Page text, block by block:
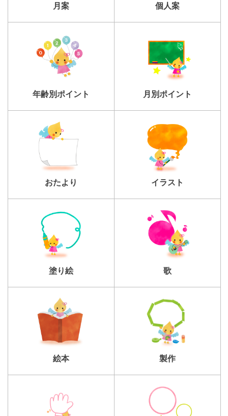
月案 個人案
年齢別ポイント 月別ポイント
おたより イラスト
塗り絵 歌
絵本 製作